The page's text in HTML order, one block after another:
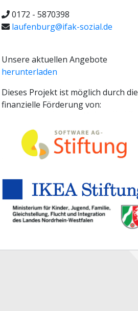
0172 - 5870398
laufenburg@ifak-sozial.de
Unsere aktuellen Angebote
herunterladen
Dieses Projekt ist möglich durch die
finanzielle Förderung von: